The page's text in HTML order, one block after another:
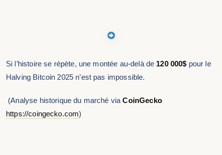
Si l’histoire se répète, une montée au-delà de 120 000$ pour le
Halving Bitcoin 2025 n’est pas impossible.
(Analyse historique du marché viaCoinGecko
https://coingecko.com)